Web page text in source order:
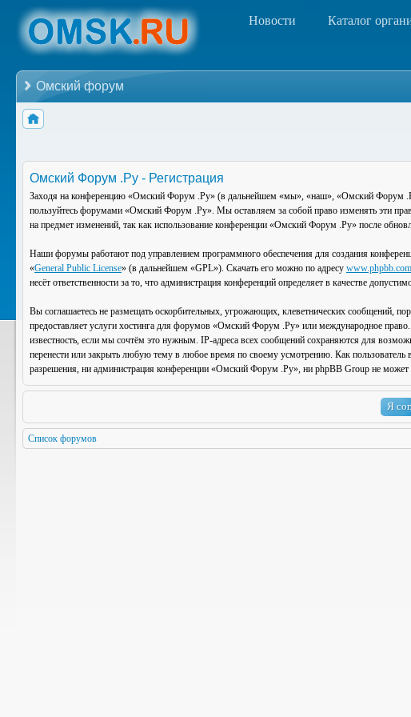
Новости Каталог
Омский форум
Омский Форум .Ру - Регистрация
Заходя на конференцию «Омский Форум .Ру» (в дальнейшем «мы», «наш», «Омский Форум
пользуйтесь форумами «Омский Форум .Ру». Мы оставляем за собой право изменять эти
на предмет изменений, так как использование конференции «Омский Форум .Ру» после
Наши форумы работают под управлением программного обеспечения для создания
«General Public License» (в дальнейшем «GPL»). Скачать его можно по адресу www.phpbb.com
несёт ответственности за то, что администрация конференций определяет в качестве
Вы соглашаетесь не размещать оскорбительных, угрожающих, клеветнических сообщений,
предоставляет услуги хостинга для форумов «Омский Форум .Ру» или международное
известность, если мы сочтём это нужным. IP-адреса всех сообщений сохраняются для
перенести или закрыть любую тему в любое время по своему усмотрению. Как
разрешения, ни администрация конференции «Омский Форум .Ру», ни phpBB Group не может
Список форумов